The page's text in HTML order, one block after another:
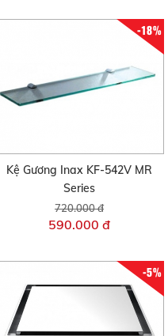
-18%
Kệ Gương Inax KF-542V MR
Series
720.000 đ
590.000 đ
-5%